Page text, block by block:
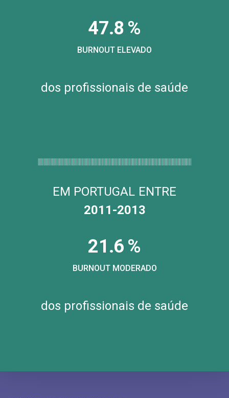
47.8 %
BURNOUT ELEVADO
dos profissionais de saúde
EM PORTUGAL ENTRE
2011-2013
21.6 %
BURNOUT MODERADO
dos profissionais de saúde